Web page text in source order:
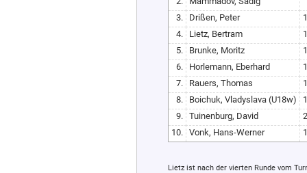
3.
Drißen, Peter
4.
Lietz, Bertram
5.
Brunke, Moritz
6.
Horlemann, Eberhard
7.
Rauers, Thomas
8.
Boichuk, Vladyslava (U18w)
9. Tuinenburg, David
10. Vonk, Hans-Werner
Lietz ist nach der vierten Runde vom